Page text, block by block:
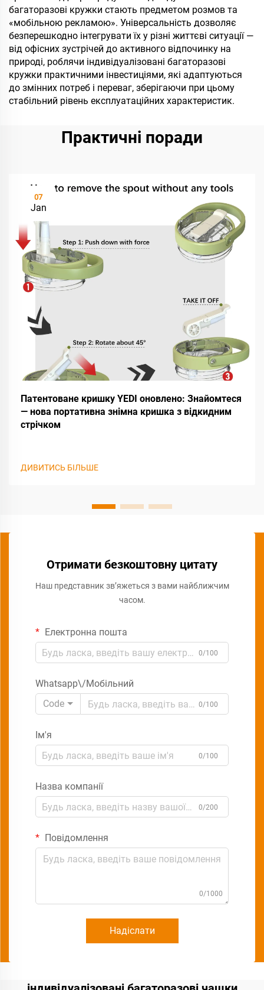
багаторазові кружки стають предметом розмов та
«мобільною рекламою». Універсальність дозволяє
безперешкодно інтегрувати їх у різні життєві ситуації —
від офісних зустрічей до активного відпочинку на
природі, роблячи індивідуалізовані багаторазові
кружки практичними інвестиціями, які адаптуються
до змінних потреб і переваг, зберігаючи при цьому
стабільний рівень експлуатаційних характеристик.
Практичні поради
07
Jan
Патентоване кришку YEDI оновлено: Знайомтеся
— нова портативна знімна кришка з відкидним
стрічком
ДИВИТИСЬ БІЛЬШЕ
Отримати безкоштовну цитату
Наш представник зв’яжеться з вами найближчим
часом.
Електронна пошта
0/100
Whatsapp\/Мобільний
Code
0/100
Ім'я
0/100
Назва компанії
0/200
Повідомлення
0/1000
Надіслати